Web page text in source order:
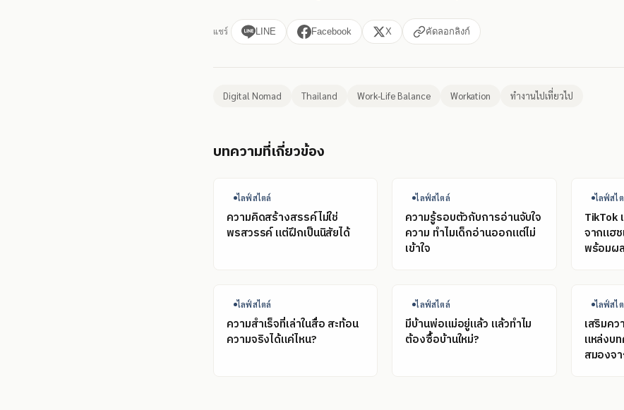
แชร์ LINE Facebook X คัดลอกลิงก์
Digital Nomad Thailand Work-Life Balance Workation ทำงานไปเที่ยวไป
บทความที่เกี่ยวข้อง
ไลฟ์สไตล์
ความคิดสร้างสรรค์ไม่ใช่
พรสวรรค์ แต่ฝึกเป็นนิสัยได้
ไลฟ์สไตล์
ความรู้รอบตัวกับการอ่านจับใจ
ความ ทำไมเด็กอ่านออกแต่ไม่
เข้าใจ
ไลฟ์สไ
TikTok
จากแฮ
พร้อมผ
ไลฟ์สไตล์
ความสำเร็จที่เล่าในสื่อ สะท้อน
ความจริงได้แค่ไหน?
ไลฟ์สไตล์
มีบ้านพ่อแม่อยู่แล้ว แล้วทำไม
ต้องซื้อบ้านใหม่?
ไลฟ์สไ
เสริมค
แหล่งบ
สมองจ